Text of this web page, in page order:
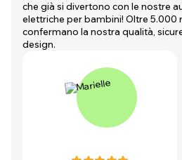
che già si divertono con le nostre
elettriche per bambini! Oltre 5.000
confermano la nostra qualità,
design.